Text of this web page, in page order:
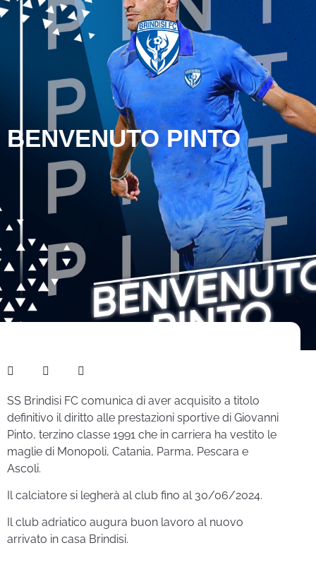
BENVENUTO PINTO
SS Brindisi FC comunica di aver acquisito a titolo
definitivo il diritto alle prestazioni sportive di Giovanni
Pinto, terzino classe 1991 che in carriera ha vestito le
maglie di Monopoli, Catania, Parma, Pescara e
Ascoli.
Il calciatore si legherà al club fino al 30/06/2024.
Il club adriatico augura buon lavoro al nuovo
arrivato in casa Brindisi.